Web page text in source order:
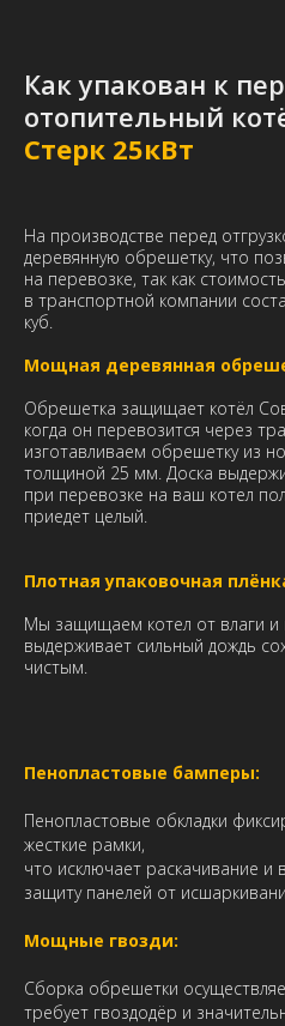
Как упакован к
отопительный
Стерк 25кВт
На производстве перед
деревянную обрешетку, что
на перевозке, так как
в транспортной компании
куб.
Мощная деревянная
Обрешетка защищает котёл
когда он перевозится через
изготавливаем обрешетку из
толщиной 25 мм. Доска
при перевозке на ваш котел
приедет целый.
Плотная упаковочная
Мы защищаем котел от влаги и
выдерживает сильный дождь
чистым.
Пенопластовые бамперы:
Пенопластовые обкладки
жесткие рамки,
что исключает раскачивание
защиту панелей от
Мощные гвозди:
Сборка обрешетки
требует гвоздодёр и